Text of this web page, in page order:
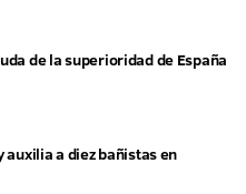
de la superioridad de España
auxilia a diez bañistas en